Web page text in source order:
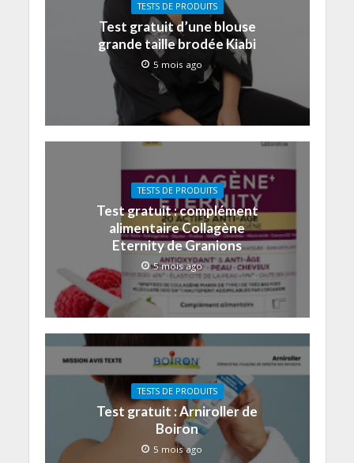
TESTS DE PRODUITS
Test gratuit d’une blouse
grande taille brodée Kiabi
5 mois ago
TESTS DE PRODUITS
Test gratuit : complément
alimentaire Collagène
Eternity de Granions
5 mois ago
TESTS DE PRODUITS
Test gratuit : Arniroller de
Boiron
5 mois ago